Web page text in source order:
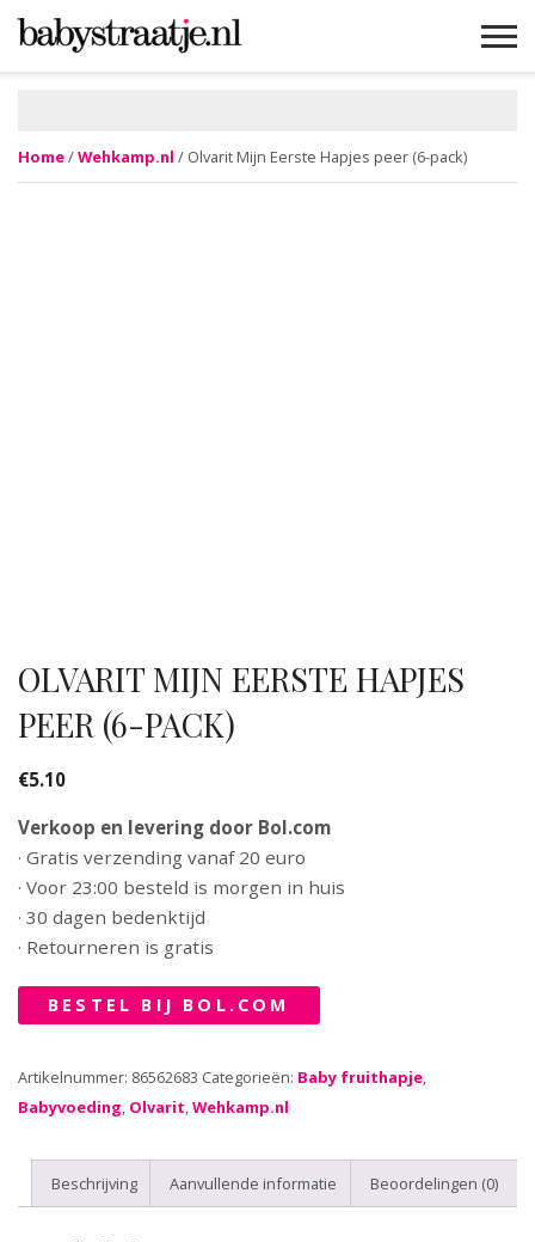
Home/Wehkamp.nl / Olvarit Mijn Eerste Hapjes peer (6-pack)
OLVARIT MIJN EERSTE HAPJES
PEER (6-PACK)
€5.10
Verkoop en levering door Bol.com
· Gratis verzending vanaf 20 euro
· Voor 23:00 besteld is morgen in huis
· 30 dagen bedenktijd
· Retourneren is gratis
BESTEL BIJ BOL.COM
Artikelnummer: 86562683 Categorieën: Baby fruithapje,
Babyvoeding, Olvarit,Wehkamp.nl
Beschrijving Aanvullende informatie Beoordelingen (0)